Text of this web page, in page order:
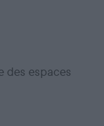
des espaces